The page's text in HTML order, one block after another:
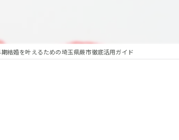
談
結婚を叶えるための埼玉県蕨市徹底活用ガイド